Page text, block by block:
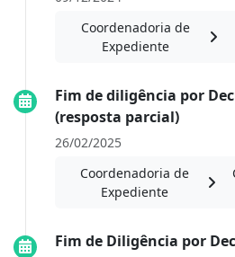
Coordenadoria de
Expediente
Fim de diligência por
(resposta parcial)
26/02/2025
Coordenadoria de
Expediente
Fim de Diligência por